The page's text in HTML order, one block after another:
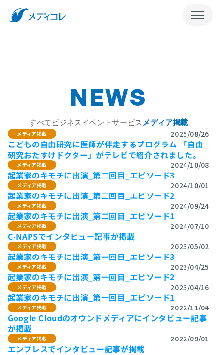
NEWS
すべて ビジネスイベントサービスメディア掲載
2025/08/26
メディア掲載
こどもの自由研究に医師が伴走するプログラム 「自由
研究おたすけドクター」がテレビで紹介されました。
2024/10/08
メディア掲載
起業家のキモチに出演_第二回目_エピソード3
2024/10/01
メディア掲載
起業家のキモチに出演_第二回目_エピソード2
2024/09/24
メディア掲載
起業家のキモチに出演_第二回目_エピソード1
2024/07/10
メディア掲載
C-NAPSでインタビュー記事が掲載
2023/05/02
メディア掲載
起業家のキモチに出演_第一回目_エピソード3
2023/04/25
メディア掲載
起業家のキモチに出演_第一回目_エピソード2
2023/04/16
メディア掲載
起業家のキモチに出演_第一回目_エピソード1
2022/11/04
メディア掲載
Google Cloudのオウンドメディアにインタビュー記事
が掲載
2022/09/01
メディア掲載
エンプレスでインタビュー記事が掲載